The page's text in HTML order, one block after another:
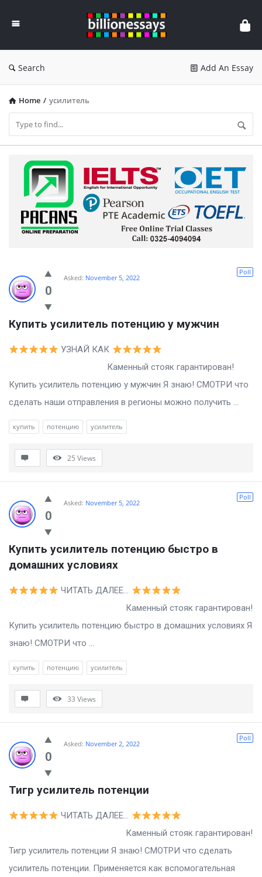
Essays
Search Add An Essay
Home / усилитель
Billion
Essays
Latest
Questions
0
Poll
Asked: November 5, 2022
Купить усилитель потенцию у мужчин
УЗНАЙ КАК
Каменный стояк гарантирован!
Купить усилитель потенцию у мужчин Я знаю! СМОТРИ что
сделать наши отправления в регионы можно получить ...
купить потенцию усилитель
25 Views
0
Poll
Asked: November 5, 2022
Купить усилитель потенцию быстро в
домашних условиях
ЧИТАТЬ ДАЛЕЕ…
Каменный стояк гарантирован!
Купить усилитель потенцию быстро в домашних условиях Я
знаю! СМОТРИ что ...
купить потенцию усилитель
33 Views
0
Poll
Asked: November 2, 2022
Тигр усилитель потенции
ЧИТАТЬ ДАЛЕЕ…
Каменный стояк гарантирован!
Тигр усилитель потенции Я знаю! СМОТРИ что сделать
усилитель потенции. Применяется как вспомогательная